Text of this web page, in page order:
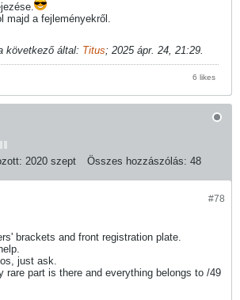
majd a fejleményekről.
következő által: Titus; 2025 ápr. 24, 21:29.
6 likes
2020 szept Összes hozzászólás: 48
#78
brackets and front registration plate.
just ask.
rare part is there and everything belongs to /49